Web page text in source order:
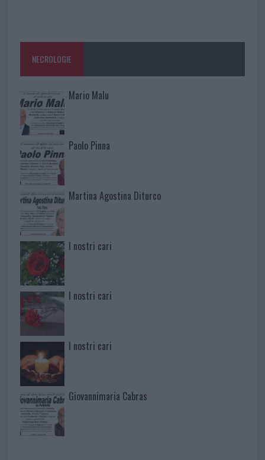
NECROLOGIE
Mario Malu
Paolo Pinna
Martina Agostina Diturco
I nostri cari
I nostri cari
I nostri cari
Giovannimaria Cabras